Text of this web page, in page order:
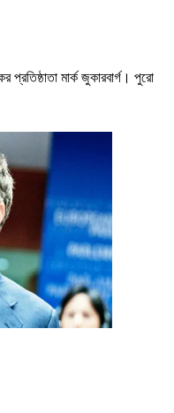
প্রতিষ্ঠাতা মার্ক জুকারবার্গ। পুরো